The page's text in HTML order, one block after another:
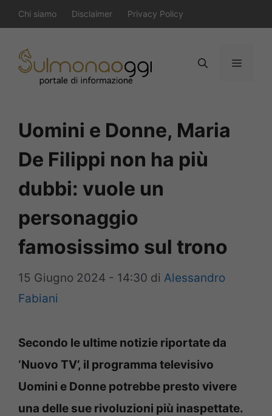
al
contenuto
Chi siamo Disclaimer Privacy Policy
Menu
Uomini e Donne, Maria
De Filippi non ha più
dubbi: vuole un
personaggio
famosissimo sul trono
15 Giugno 2024 - 14:30 di Alessandro
Fabiani
Secondo le ultime notizie riportate da
‘Nuovo TV’, il programma televisivo
Uomini e Donne potrebbe presto vivere
una delle sue rivoluzioni più inaspettate.